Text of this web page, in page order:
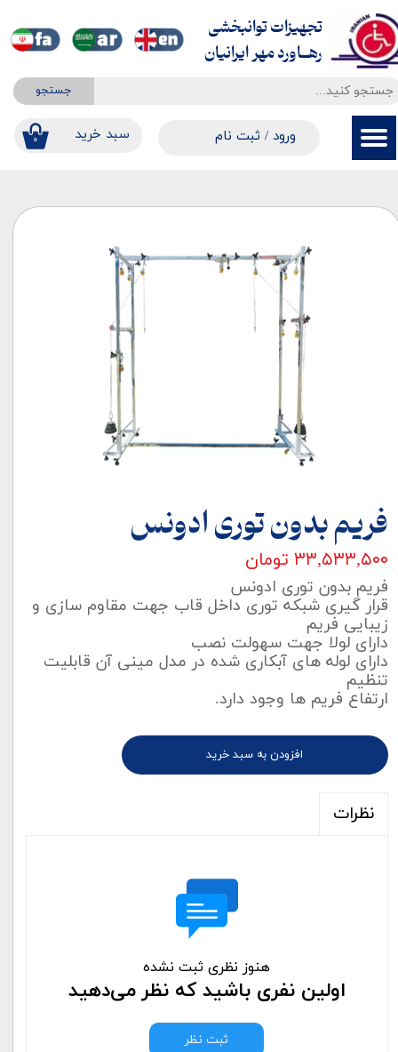
جستجو
۰ ​​سبد خرید ورود / ثبت نام
حساب کاربری من
سفارشات
خروج از حساب کاربری
تجهیزات توانبخشی
​​​​​​​رهــاورد مهر ایرانیان
فریم بدون توری ادونس
۳۳,۵۳۳,۵۰۰ تومان
فریم بدون توری ادونس
قرار گیری شبکه توری داخل قاب جهت مقاوم سازی و
زیبایی فریم
دارای لولا جهت سهولت نصب
دارای لوله های آبکاری شده در مدل مینی آن قابلیت
تنظیم
ارتفاع فریم ها وجود دارد.
افزودن به سبد خرید
نظرات
هنوز نظری ثبت نشده
اولین نفری باشید که نظر می‌دهید
ثبت نظر